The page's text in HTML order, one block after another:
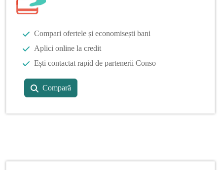
Compari ofertele și economisești bani
Aplici online la credit
Ești contactat rapid de partenerii Conso
Compară